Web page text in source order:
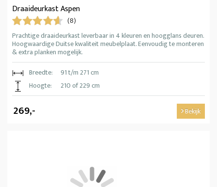
Draaideurkast Aspen
(8)
Prachtige draaideurkast leverbaar in 4 kleuren en hoogglans deuren.
Hoogwaardige Duitse kwaliteit meubelplaat. Eenvoudig te monteren
& extra planken mogelijk.
Breedte:
91 t/m 271 cm
Hoogte:
210 of 229 cm
269,- Bekijk